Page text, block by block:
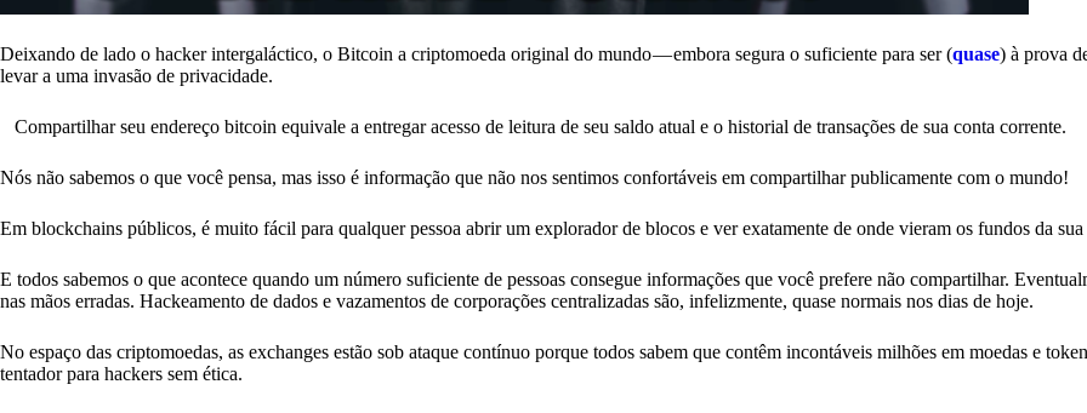
Deixando de lado o hacker intergaláctico, o Bitcoin a criptomoeda original do mundo — embora segura o suficiente para ser (quase) à prova
levar a uma invasão de privacidade.
Compartilhar seu endereço bitcoin equivale a entregar acesso de leitura de seu saldo atual e o historial de transações de sua conta corrente.
Nós não sabemos o que você pensa, mas isso é informação que não nos sentimos confortáveis em compartilhar publicamente com o mundo!
Em blockchains públicos, é muito fácil para qualquer pessoa abrir um explorador de blocos e ver exatamente de onde vieram os fundos da
E todos sabemos o que acontece quando um número suficiente de pessoas consegue informações que você prefere não compartilhar.
nas mãos erradas. Hackeamento de dados e vazamentos de corporações centralizadas são, infelizmente, quase normais nos dias de hoje.
No espaço das criptomoedas, as exchanges estão sob ataque contínuo porque todos sabem que contêm incontáveis milhões em moedas e
tentador para hackers sem ética.